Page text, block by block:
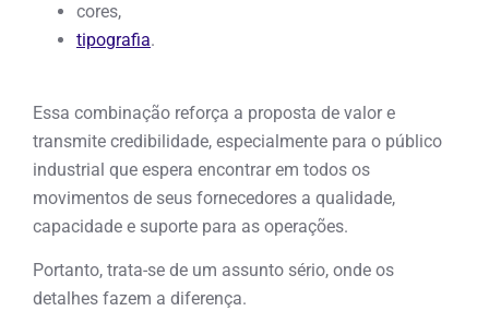
cores,
tipografia.
Essa combinação reforça a proposta de valor e
transmite credibilidade, especialmente para o público
industrial que espera encontrar em todos os
movimentos de seus fornecedores a qualidade,
capacidade e suporte para as operações.
Portanto, trata-se de um assunto sério, onde os
detalhes fazem a diferença.